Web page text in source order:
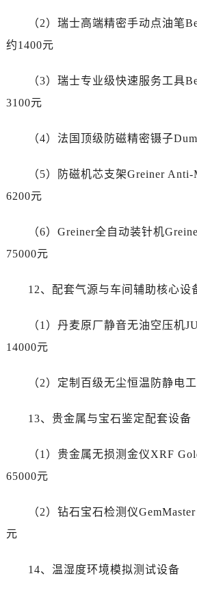
节假日正常营业！
（2）瑞士高端精密手动点油笔
约1400元
（3）瑞士专业级快速服务工具
3100元
（4）法国顶级防磁精密镊子
（5）防磁机芯支架Greiner Anti-
6200元
（6）Greiner全自动装针机
75000元
12、配套气源与车间辅助核心设
（1）丹麦原厂静音无油空压机
14000元
（2）定制百级无尘恒温防静电
13、贵金属与宝石鉴定配套设备
（1）贵金属无损测金仪XRF
65000元
（2）钻石宝石检测仪
元
14、温湿度环境模拟测试设备